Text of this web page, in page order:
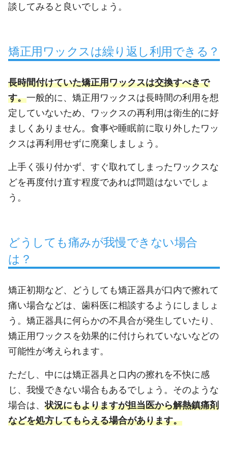
談してみると良いでしょう。
矯正用ワックスは繰り返し利用できる？
長時間付けていた矯正用ワックスは交換すべきで
す。一般的に、矯正用ワックスは長時間の利用を想
定していないため、ワックスの再利用は衛生的に好
ましくありません。食事や睡眠前に取り外したワッ
クスは再利用せずに廃棄しましょう。
上手く張り付かず、すぐ取れてしまったワックスな
どを再度付け直す程度であれば問題はないでしょ
う。
どうしても痛みが我慢できない場合
は？
矯正初期など、どうしても矯正器具が口内で擦れて
痛い場合などは、歯科医に相談するようにしましょ
う。矯正器具に何らかの不具合が発生していたり、
矯正用ワックスを効果的に付けられていないなどの
可能性が考えられます。
ただし、中には矯正器具と口内の擦れを不快に感
じ、我慢できない場合もあるでしょう。そのような
場合は、状況にもよりますが担当医から解熱鎮痛剤
などを処方してもらえる場合があります。